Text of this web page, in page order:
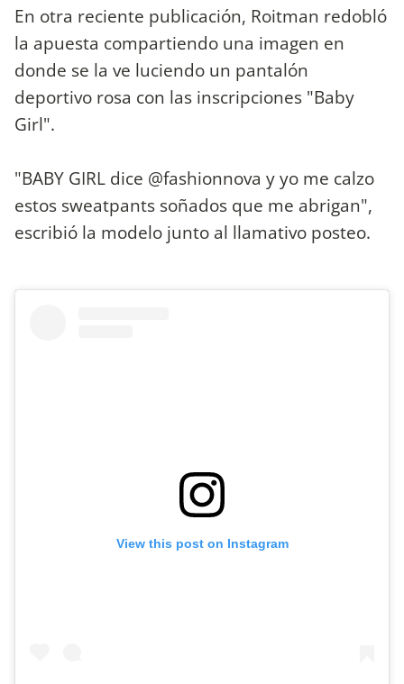
En otra reciente publicación, Roitman redobló
la apuesta compartiendo una imagen en
donde se la ve luciendo un pantalón
deportivo rosa con las inscripciones "Baby
Girl".
"BABY GIRL dice @fashionnova y yo me calzo
estos sweatpants soñados que me abrigan",
escribió la modelo junto al llamativo posteo.
View this post on Instagram